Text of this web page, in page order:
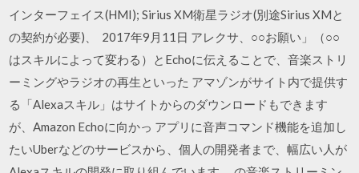
インターフェイス(HMI); Sirius XM衛星ラジオ(別途Sirius XMと
の契約が必要)、 2017年9月11日 アレクサ、○○お願い」（○○
はスキルによって変わる）とEchoに伝えることで、音楽ストリ
ーミングやラジオの再生といった アマゾンがサイト内で提供す
る「Alexaスキル」はサイトからのダウンロードもできます
が、Amazon Echoに向かっ アプリに音声コマンド機能を追加し
たいUberなどのサービスから、個人の開発者まで、幅広い人が